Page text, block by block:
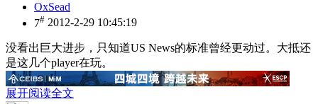
OxSead
7# 2012-2-29 10:45:19
没看出巨大进步，只知道US News的标准曾经更动过。大抵还
是这几个player在玩。
展开阅读全文